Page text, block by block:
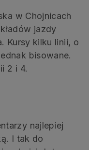
w Chojnicach
jazdy
Kursy kilku linii, o
bisowane.
2 i 4.
najlepiej
I tak do